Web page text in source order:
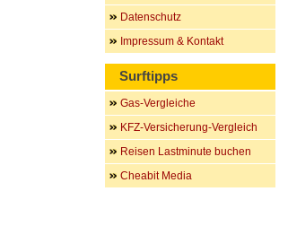
Datenschutz
Impressum & Kontakt
Surftipps
Gas-Vergleiche
KFZ-Versicherung-Vergleich
Reisen Lastminute buchen
Cheabit Media